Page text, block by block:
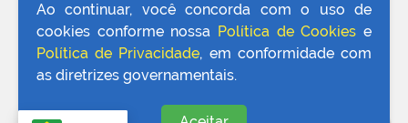
Ao continuar, você concorda com o uso de
cookies conforme nossa Política de Cookies e
Política de Privacidade, em conformidade com
as diretrizes governamentais.